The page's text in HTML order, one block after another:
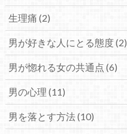
生理痛 (2)
男が好きな人にとる態度 (2)
男が惚れる女の共通点 (6)
男の心理 (11)
男を落とす方法 (10)